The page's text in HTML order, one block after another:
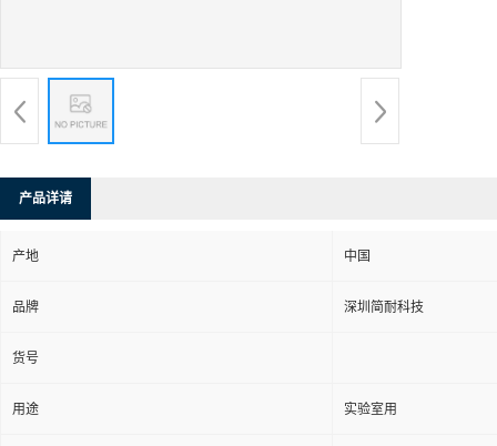
产品详请
产地 中国
品牌 深圳简耐科技
货号
用途 实验室用